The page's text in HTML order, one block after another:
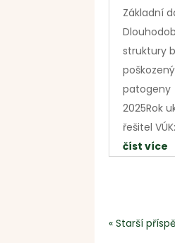
Základní
struktury
patogeny
2025Rok
řešitel
číst více
« Starší